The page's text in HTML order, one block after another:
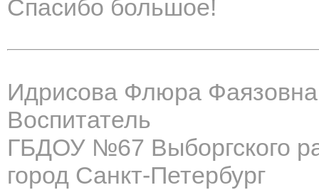
Спасибо большое!
Идрисова Флюра Фаязовна
Воспитатель
ГБДОУ №67 Выборгского
город Санкт-Петербург